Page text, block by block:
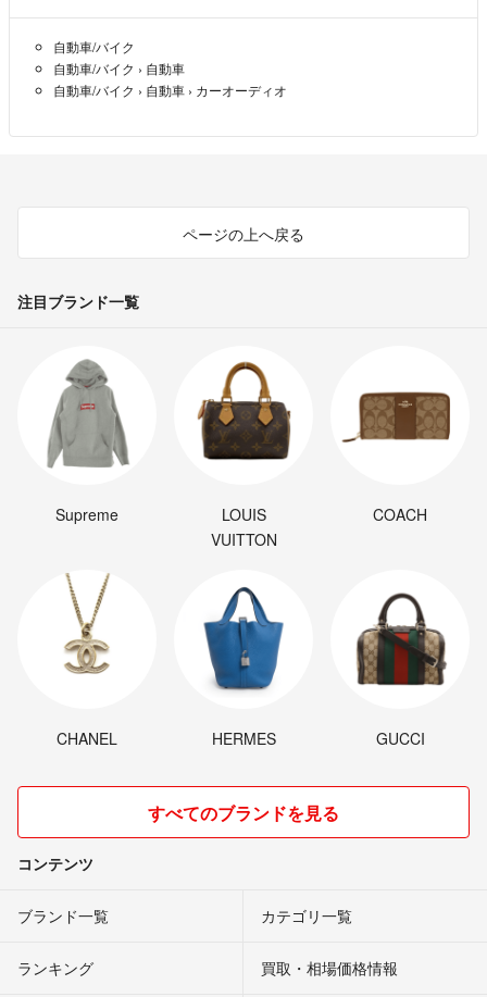
自動車/バイク
自動車/バイク › 自動車
自動車/バイク › 自動車 › カーオーディオ
ページの上へ戻る
注目ブランド一覧
Supreme
LOUIS
VUITTON
COACH
CHANEL HERMES GUCCI
すべてのブランドを見る
コンテンツ
ブランド一覧 カテゴリ一覧
ランキング 買取・相場価格情報